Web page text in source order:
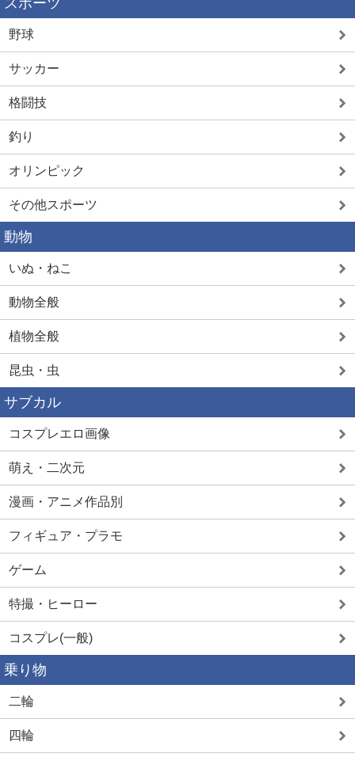
野球
サッカー
格闘技
釣り
オリンピック
その他スポーツ
動物
いぬ・ねこ
動物全般
植物全般
昆虫・虫
サブカル
コスプレエロ画像
萌え・二次元
漫画・アニメ作品別
フィギュア・プラモ
ゲーム
特撮・ヒーロー
コスプレ(一般)
乗り物
二輪
四輪